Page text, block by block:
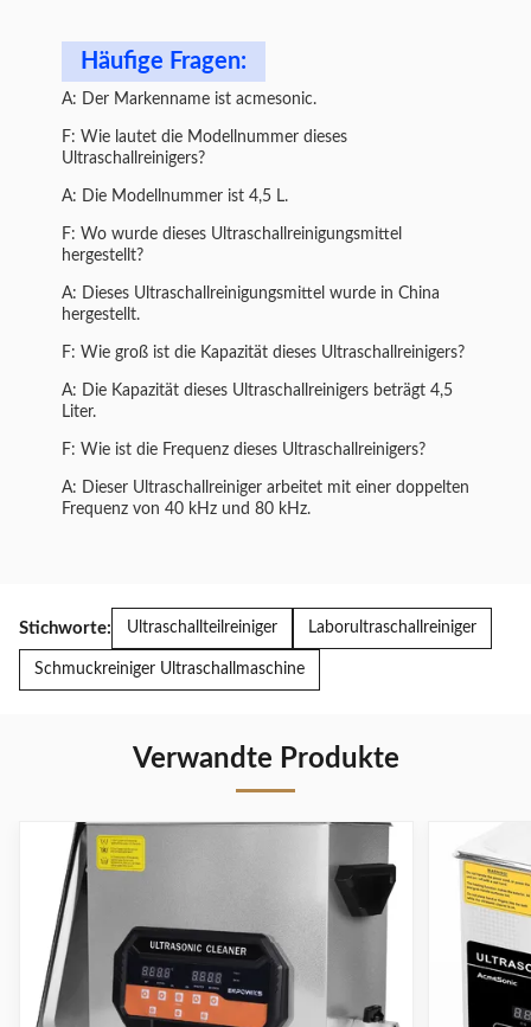
Häufige Fragen:
A: Der Markenname ist acmesonic.
F: Wie lautet die Modellnummer dieses
Ultraschallreinigers?
A: Die Modellnummer ist 4,5 L.
F: Wo wurde dieses Ultraschallreinigungsmittel
hergestellt?
A: Dieses Ultraschallreinigungsmittel wurde in China
hergestellt.
F: Wie groß ist die Kapazität dieses Ultraschallreinigers?
A: Die Kapazität dieses Ultraschallreinigers beträgt 4,5
Liter.
F: Wie ist die Frequenz dieses Ultraschallreinigers?
A: Dieser Ultraschallreiniger arbeitet mit einer doppelten
Frequenz von 40 kHz und 80 kHz.
Stichworte: Ultraschallteilreiniger Laborultraschallreiniger
Schmuckreiniger Ultraschallmaschine
Verwandte Produkte